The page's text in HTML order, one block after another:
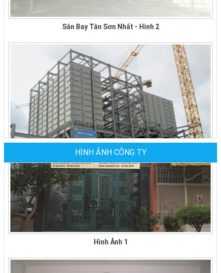
XƯỞNG SẢN XUẤT GHẾ NHÀ HÀNG GIÁ RẺ
TẠI TPHCM
Công Ty Đại Thành chuyên sản xuất các loại ghế
nhà hàng giá rẻ, bàn ghế nhà hàng cao cấp cho
các nhà...
BÀN GHẾ NHÀ HÀNG TIỆC CƯỚI GIÁ TẠI
XƯỞNG CÔNG TY ĐẠI THÀNH Ở TPHCM
Công ty Đại Thành chuyên sản xuất, mua, bán
các loại bàn ghế nhà hàng tiệc cưới tại tphcm và
các tỉnh thành...
CÔNG TY ĐẠI THÀNH CUNG CẤP BÀN GHẾ
INOX ĐẾN TẬN NHÀ TẠI CÁC QUẬN,
HUYỆN Ở TPHCM
Công ty inox Đại Thành chuyên sản xuất, mua,
bán các loại bàn ghế inox, ghế xếp văn phòng
inox tại các quận huyện ở thành...
Nhà Máy Thức Ăn Gia Súc - CP Bình Định
HÌNH ẢNH CÔNG TY
Hình Ảnh 1